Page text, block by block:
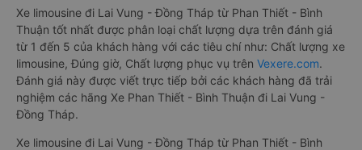
Xe limousine đi Lai Vung - Đồng Tháp từ Phan Thiết - Bình
Thuận tốt nhất được phân loại chất lượng dựa trên đánh giá
từ 1 đến 5 của khách hàng với các tiêu chí như: Chất lượng xe
limousine, Đúng giờ, Chất lượng phục vụ trên Vexere.com.
Đánh giá này được viết trực tiếp bởi các khách hàng đã trải
nghiệm các hãng Xe Phan Thiết - Bình Thuận đi Lai Vung -
Đồng Tháp.
Xe limousine đi Lai Vung - Đồng Tháp từ Phan Thiết - Bình